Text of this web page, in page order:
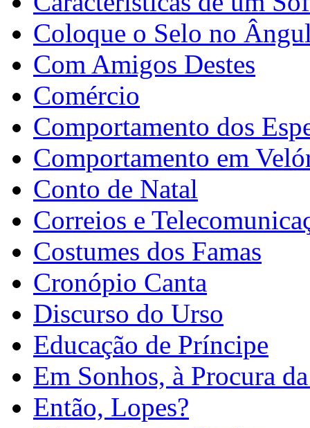
Coloque o Selo no
Com Amigos Destes
Comércio
Comportamento dos
Comportamento em
Conto de Natal
Correios e
Costumes dos Famas
Cronópio Canta
Discurso do Urso
Educação de Príncipe
Em Sonhos, à Procura
Então, Lopes?